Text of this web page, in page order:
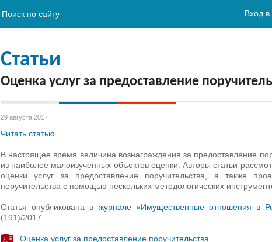
Вход в
Статьи
Оценка услуг за предоставление
29 августа 2017
Читать статью.
В настоящее время величина вознаграждения за предоставление
из наиболее малоизученных объектов оценки. Авторы статьи
оценки услуг за предоставление поручительства, а также
поручительства с помощью нескольких методологических
Статья опубликована в журнале «Имущественные отношения в
(191)/2017.
Оценка услуг за предоставление поручительства